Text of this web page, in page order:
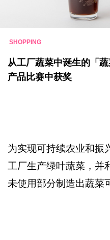
从工厂蔬菜中诞生的「
产品比赛中获奖
为实现可持续农业和振
工厂生产绿叶蔬菜，并
未使用部分制造出蔬菜